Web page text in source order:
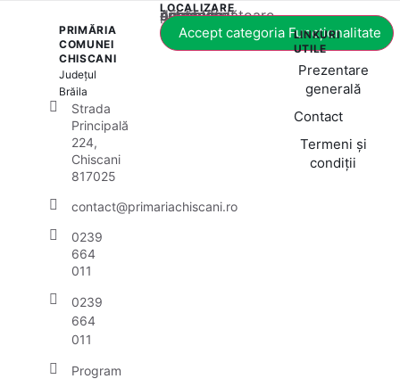
PRIMĂRIA
COMUNEI
CHISCANI
Județul
Brăila
Strada
Principală
224,
Chiscani
817025
contact@primariachiscani.ro
0239
664
011
0239
664
011
Program
LOCALIZARE
Acest conținut este blocat până când acceptați categoria corespunzătoare de cookie-uri.
Accept categoria Funcționalitate
LINKURI
UTILE
Prezentare
generală
Contact
Termeni și
condiții